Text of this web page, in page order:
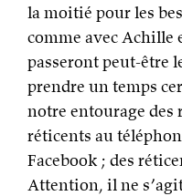
la moitié pour les
comme avec Achille
passeront peut-être
prendre un temps
notre entourage des
réticents au
Facebook ; des
Attention, il ne